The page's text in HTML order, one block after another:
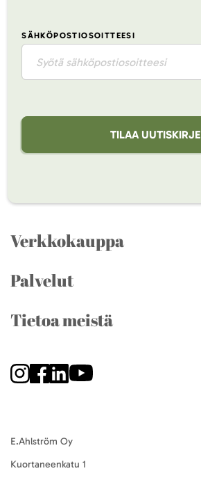
SÄHKÖPOSTIOSOITTEESI
TILAA UUTISKIRJE
Verkkokauppa
Palvelut
Tietoa meistä
E.Ahlström Oy
Kuortaneenkatu 1